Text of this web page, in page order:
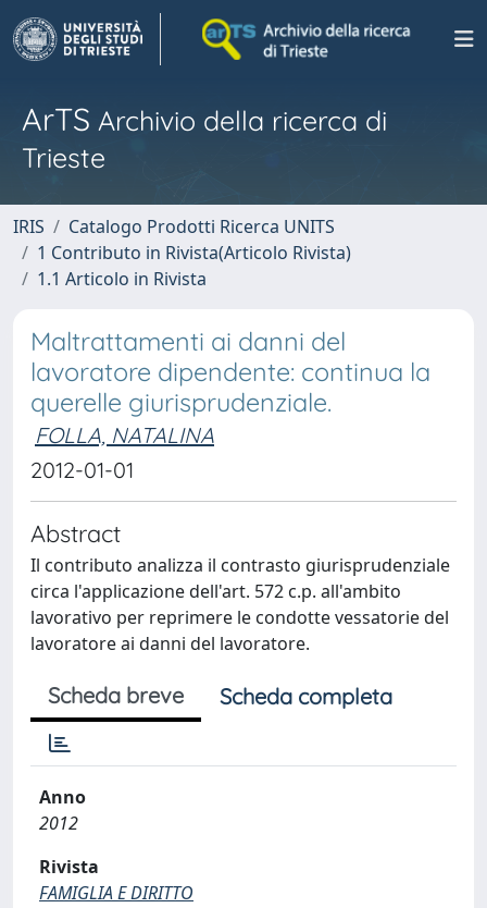
ArTS Archivio della ricerca di
Trieste
IRIS
Catalogo Prodotti Ricerca UNITS
1 Contributo in Rivista(Articolo Rivista)
1.1 Articolo in Rivista
Maltrattamenti ai danni del
lavoratore dipendente: continua la
querelle giurisprudenziale.
FOLLA, NATALINA
2012-01-01
Abstract
Il contributo analizza il contrasto giurisprudenziale
circa l'applicazione dell'art. 572 c.p. all'ambito
lavorativo per reprimere le condotte vessatorie del
lavoratore ai danni del lavoratore.
Scheda breve Scheda completa
Anno
2012
Rivista
FAMIGLIA E DIRITTO